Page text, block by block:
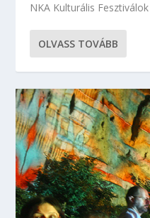
NKA Kulturális
OLVASS TOVÁBB